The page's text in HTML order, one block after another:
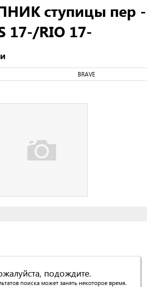
ступицы пер -
17-/RIO 17-
BRAVE
подождите.
поиска может занять некоторое время.